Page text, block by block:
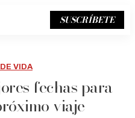
SUSCRÍBETE
VIDA
fechas para
viaje